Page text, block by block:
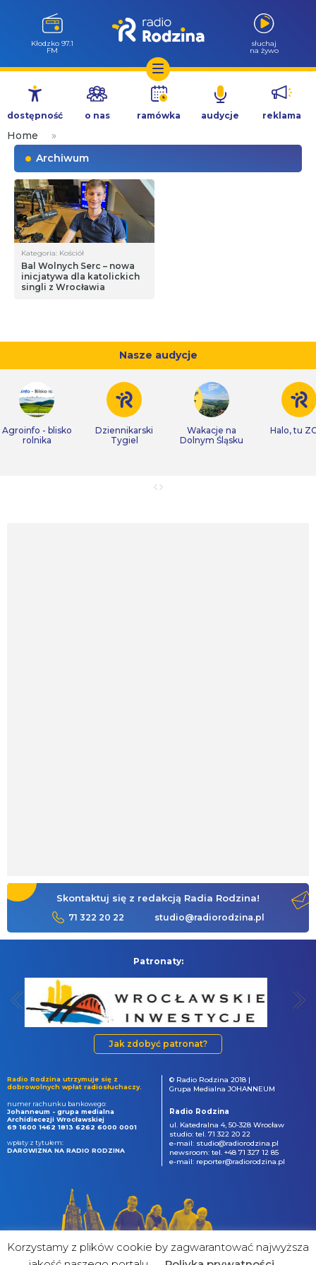
Przejdź
treści
Kłodzko 97.1
FM
słuchaj
na żywo
dostępność o nas ramówka audycje reklama
Home
»
Archiwum
Kategoria: Kościół
Bal Wolnych Serc – nowa
inicjatywa dla katolickich
singli z Wrocławia
Nasze audycje
Agroinfo - blisko
rolnika
Dziennikarski
Tygiel
Wakacje na
Dolnym Śląsku
Halo, tu
Skontaktuj się z redakcją Radia Rodzina!
71 322 20 22 studio@radiorodzina.pl
Patronaty:
Jak zdobyć patronat?
Radio Rodzina utrzymuje się z
dobrowolnych wpłat radiosłuchaczy.
numer rachunku bankowego:
Johanneum - grupa medialna
Archidiecezji Wrocławskiej
69 1600 1462 1813 6262 6000 0001
wpłaty z tytułem:
DAROWIZNA NA RADIO RODZINA
© Radio Rodzina 2018 |
Grupa Medialna JOHANNEUM
Radio Rodzina
ul. Katedralna 4, 50-328 Wrocław
studio: tel. 71 322 20 22
e-mail: studio@radiorodzina.pl
newsroom: tel. +48 71 327 12 85
e-mail: reporter@radiorodzina.pl
Korzystamy z plików cookie by zagwarantować najwyższa